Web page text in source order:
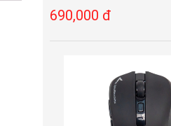
690,000 đ